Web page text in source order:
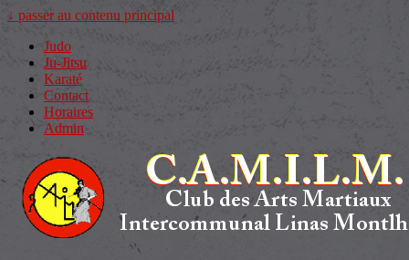
↓ passer au contenu principal
Judo
Ju-Jitsu
Karaté
Contact
Horaires
Admin